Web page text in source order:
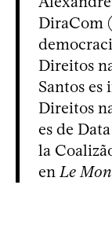
DiraCom
Direitos
Santos
Direitos
es de
la
enLe